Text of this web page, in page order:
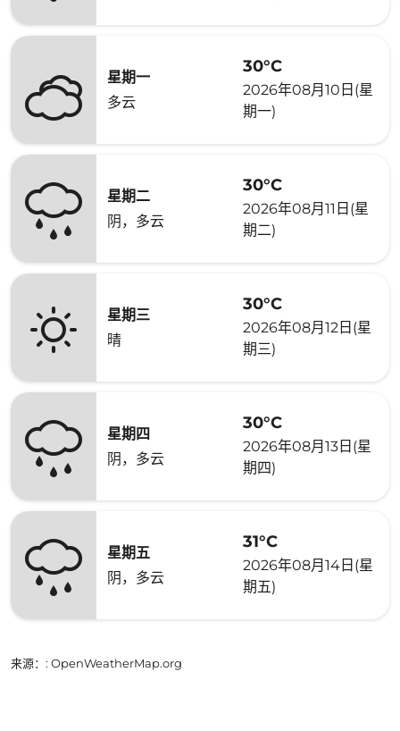
星期一
多云
30°C
2026年08月10日(星
期一)
星期二
阴，多云
30°C
2026年08月11日(星
期二)
星期三
晴
30°C
2026年08月12日(星
期三)
星期四
阴，多云
30°C
2026年08月13日(星
期四)
星期五
阴，多云
31°C
2026年08月14日(星
期五)
来源： : OpenWeatherMap.org